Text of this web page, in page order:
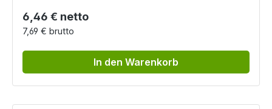
Regulärer Preis:
6,46 € netto
7,69 € brutto
In den Warenkorb